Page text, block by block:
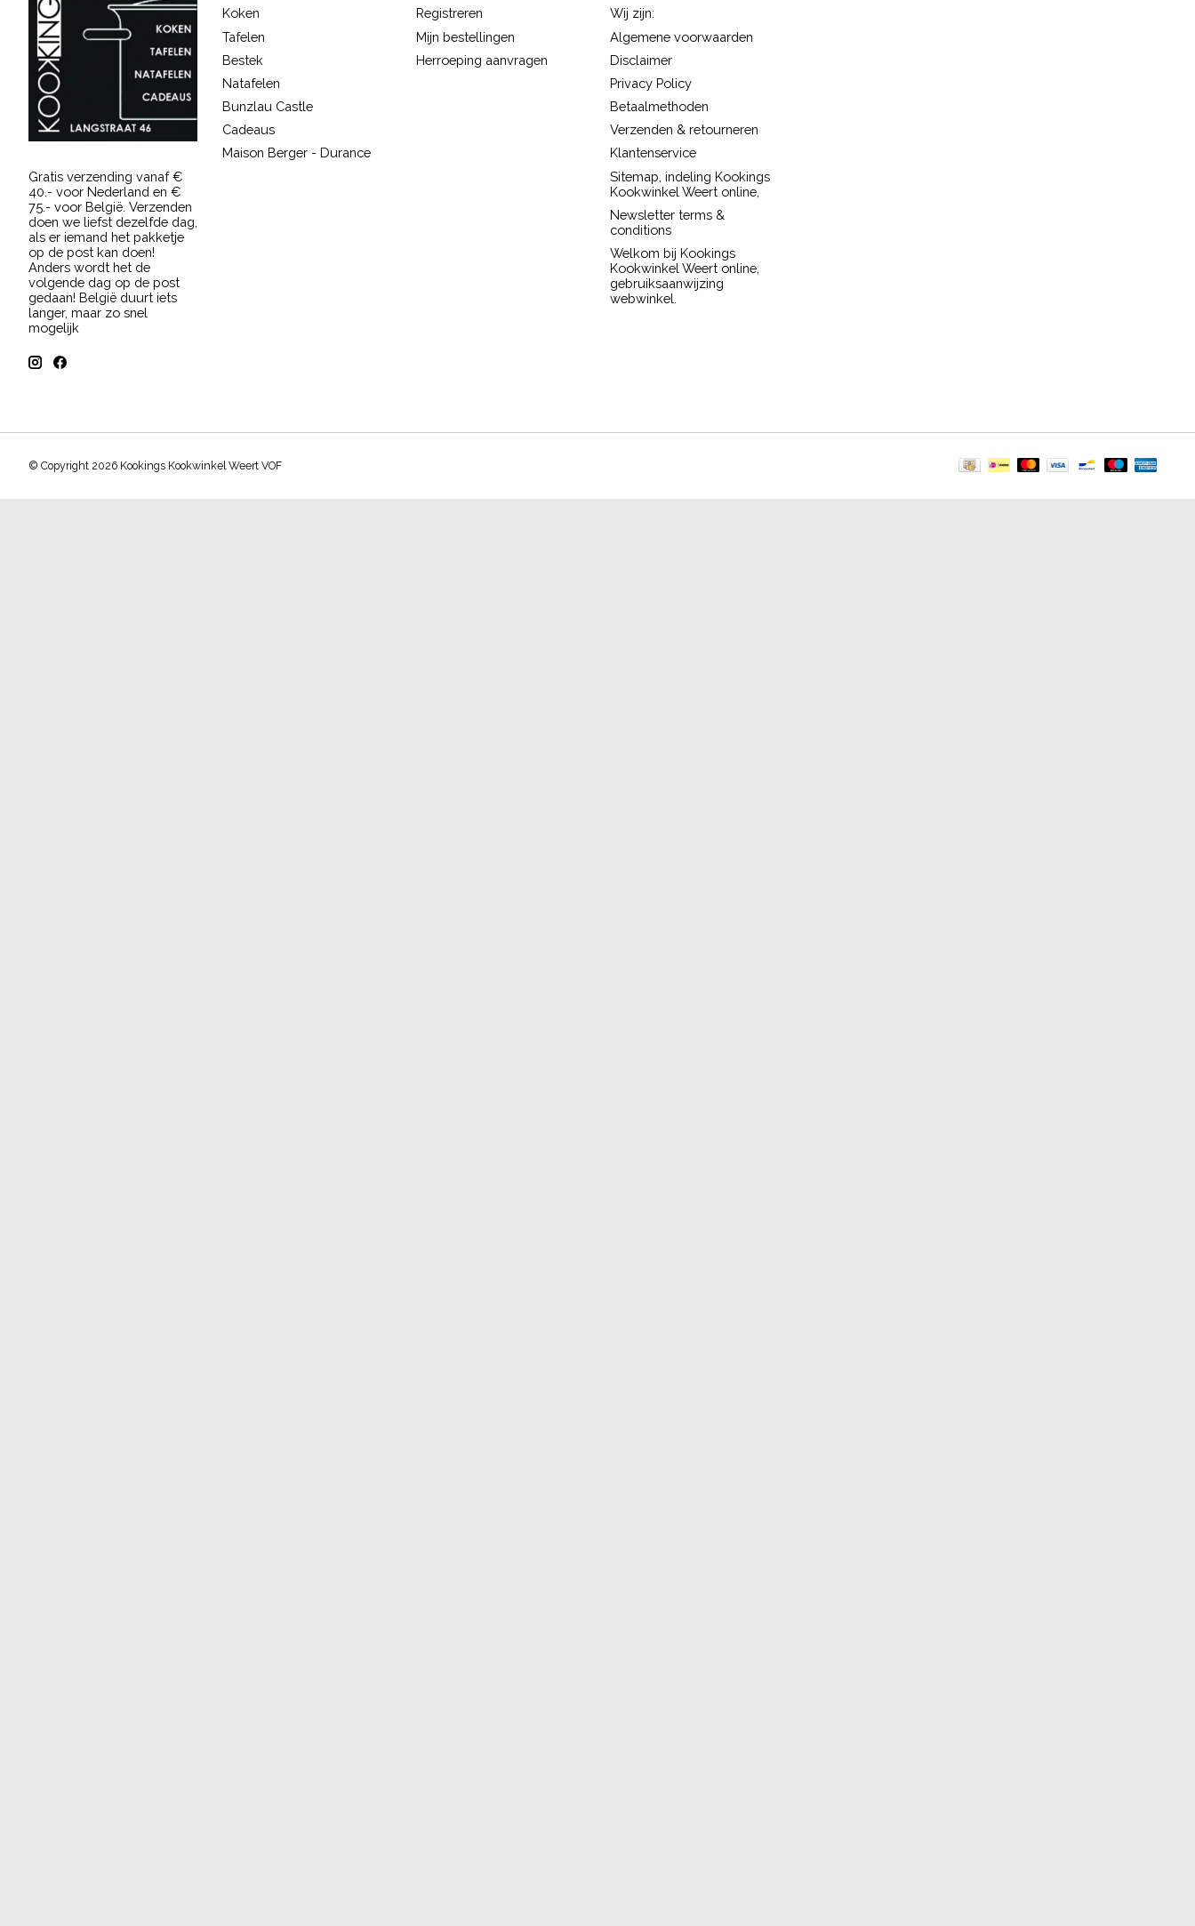
Gratis verzending vanaf €
40.- voor Nederland en €
75.- voor België. Verzenden
doen we liefst dezelfde dag,
als er iemand het pakketje
op de post kan doen!
Anders wordt het de
volgende dag op de post
gedaan! België duurt iets
langer, maar zo snel
mogelijk
Koken
Tafelen
Bestek
Natafelen
Bunzlau Castle
Cadeaus
Maison Berger - Durance
Registreren
Mijn bestellingen
Herroeping aanvragen
Wij zijn:
Algemene voorwaarden
Disclaimer
Privacy Policy
Betaalmethoden
Verzenden & retourneren
Klantenservice
Sitemap, indeling Kookings
Kookwinkel Weert online,
Newsletter terms &
conditions
Welkom bij Kookings
Kookwinkel Weert online,
gebruiksaanwijzing
webwinkel.
© Copyright 2026 Kookings Kookwinkel Weert VOF